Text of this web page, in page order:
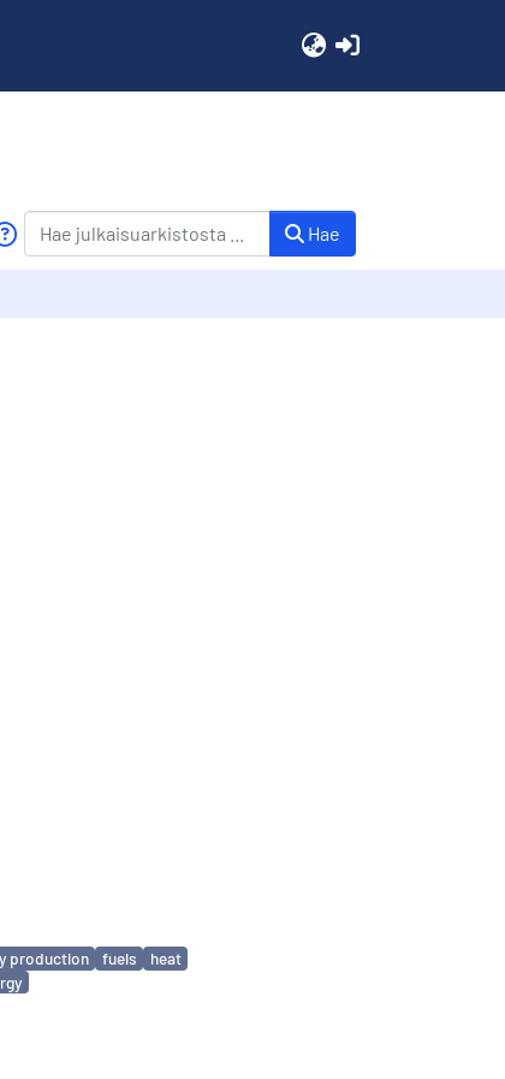
Hae
production fuels
heat